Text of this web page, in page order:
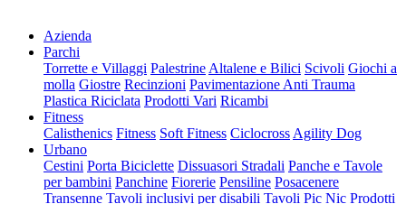
Azienda
Parchi
Torrette e Villaggi Palestrine Altalene e Bilici Scivoli Giochi a
molla Giostre Recinzioni Pavimentazione Anti Trauma
Plastica Riciclata Prodotti Vari Ricambi
Fitness
Calisthenics Fitness Soft Fitness Ciclocross Agility Dog
Urbano
Cestini Porta Biciclette Dissuasori Stradali Panche e Tavole
per bambini Panchine Fiorerie Pensiline Posacenere
Transenne Tavoli inclusivi per disabili Tavoli Pic Nic Prodotti